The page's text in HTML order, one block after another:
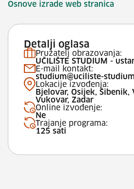
Osnove izrade web stranica
Detalji oglasa
Pružatelj obrazovanja:
UČILIŠTE STUDIUM -
E-mail kontakt:
studium@uciliste-
Lokacije izvođenja:
Bjelovar, Osijek, Šibenik,
Vukovar, Zadar
Online izvođenje:
Ne
Trajanje programa:
125 sati